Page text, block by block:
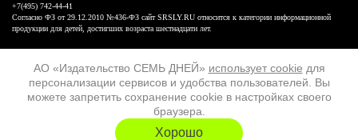
АО «Издательство СЕМЬ ДНЕЙ» использует cookie для
персонализации сервисов и удобства пользователей. Вы
можете запретить сохранение cookie в настройках своего
браузера.
Хорошо
16+
+7(495) 742-44-41
Согласно ФЗ от 29.12.2010 №436-ФЗ сайт SRSLY.RU относится к категории информационной
продукции для детей, достигших возраста шестнадцати лет.
ХОЧУ ЕЩЁ